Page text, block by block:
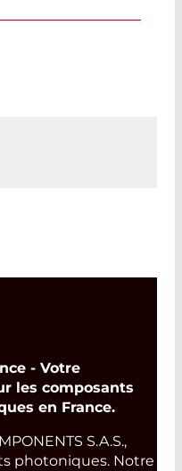
- Votre
les composants
en France.
S.A.S.,
photoniques. Notre